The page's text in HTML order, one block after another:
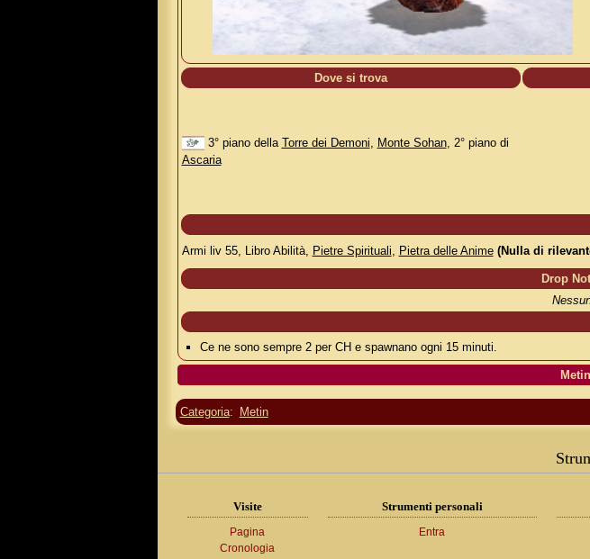
Dove si trova
3° piano della Torre dei Demoni Monte Sohan, 2° piano di
Ascaria
Armi liv 55, Libro Abilità,
Pietre Spirituali Pietra delle Anime (Nulla di
Drop
Ce ne sono sempre 2 per CH e spawnano ogni 15 minuti.
Metin
Categoria: Metin
Visite
Pagina
Cronologia
Strumenti personali
Entra